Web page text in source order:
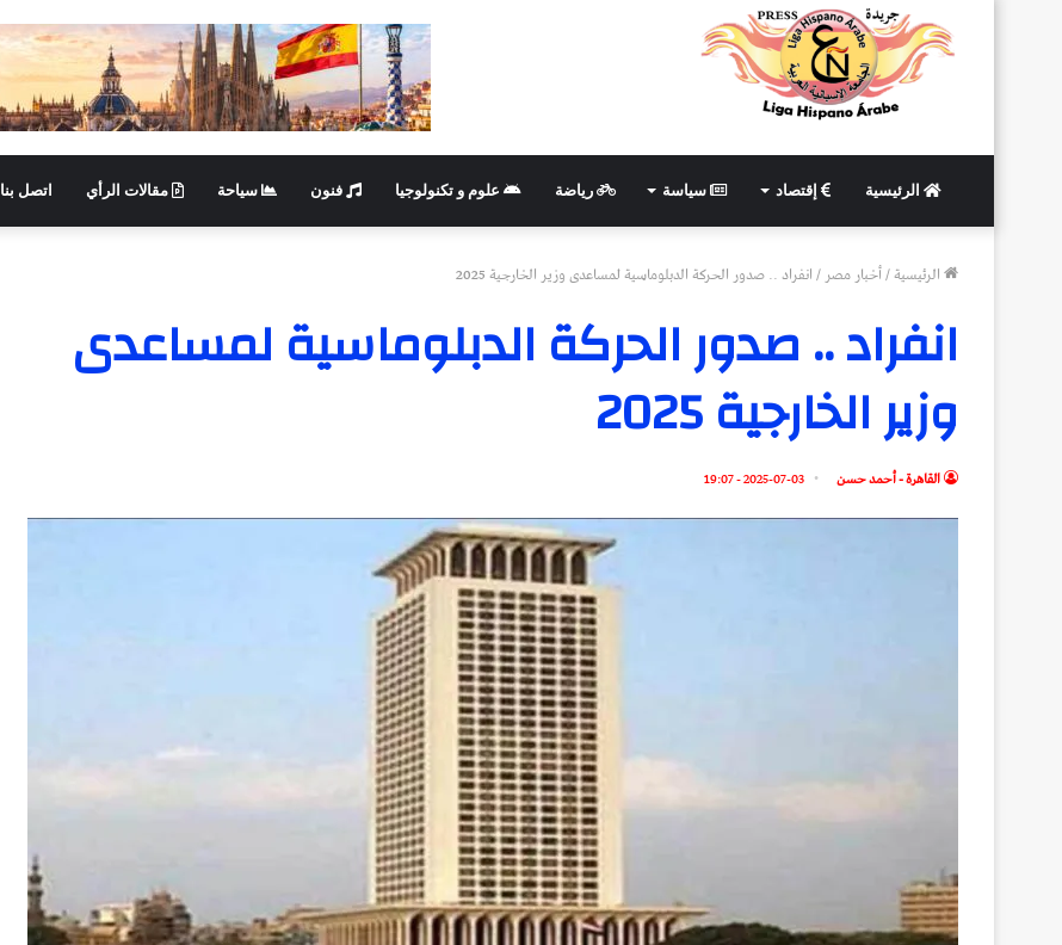
الرئيسية إقتصاد سياسة رياضة علوم و تكنولوجيا فنون سياحة مقالات الرأي اتصل بنا
الرئيسية/أخبار مصر/انفراد .. صدور الحركة الدبلوماسية لمساعدى وزير الخارجية 2025
انفراد .. صدور الحركة الدبلوماسية لمساعدى
وزير الخارجية 2025
القاهرة - أحمد حسن 2025-07-03 - 19:07